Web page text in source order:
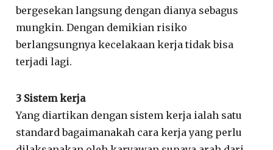
bergesekan langsung dengan dianya sebagus
mungkin. Dengan demikian risiko
berlangsungnya kecelakaan kerja tidak bisa
terjadi lagi.
3 Sistem kerja
Yang diartikan dengan sistem kerja ialah satu
standard bagaimanakah cara kerja yang perlu